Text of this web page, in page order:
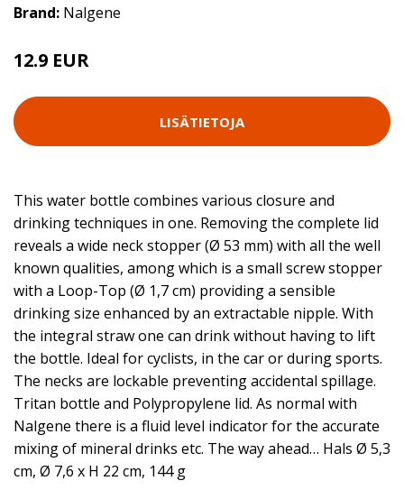
Brand: Nalgene
12.9 EUR
LISÄTIETOJA
This water bottle combines various closure and
drinking techniques in one. Removing the complete lid
reveals a wide neck stopper (Ø 53 mm) with all the well
known qualities, among which is a small screw stopper
with a Loop-Top (Ø 1,7 cm) providing a sensible
drinking size enhanced by an extractable nipple. With
the integral straw one can drink without having to lift
the bottle. Ideal for cyclists, in the car or during sports.
The necks are lockable preventing accidental spillage.
Tritan bottle and Polypropylene lid. As normal with
Nalgene there is a fluid level indicator for the accurate
mixing of mineral drinks etc. The way ahead… Hals Ø 5,3
cm, Ø 7,6 x H 22 cm, 144 g